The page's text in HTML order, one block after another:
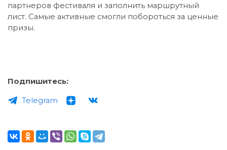
партнеров фестиваля и заполнить маршрутный
лист. Самые активные смогли побороться за ценные
призы.
Подпишитесь:
Telegram